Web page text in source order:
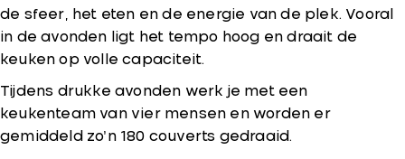
de sfeer, het eten en de energie van de plek. Vooral
in de avonden ligt het tempo hoog en draait de
keuken op volle capaciteit.
Tijdens drukke avonden werk je met een
keukenteam van vier mensen en worden er
gemiddeld zo’n 180 couverts gedraaid.